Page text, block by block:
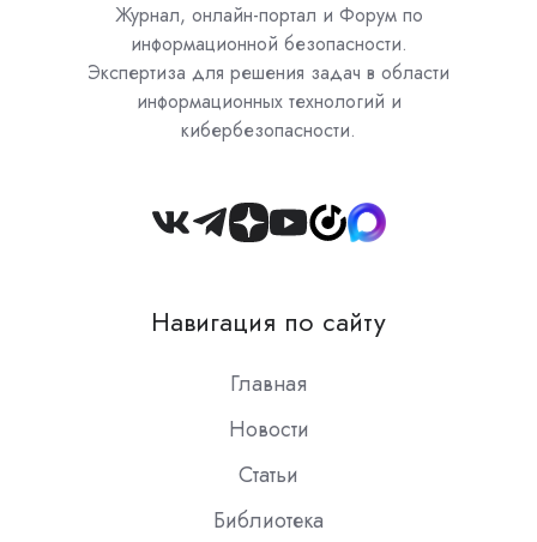
Журнал, онлайн-портал и Форум по
информационной безопасности.
Экспертиза для решения задач в области
информационных технологий и
кибербезопасности.
Join
Slack
Навигация по сайту
Главная
Новости
Статьи
Библиотека